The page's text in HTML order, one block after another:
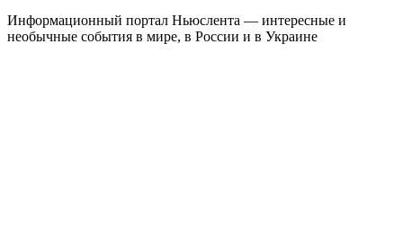
Информационный портал Ньюслента — интересные и
необычные события в мире, в России и в Украине